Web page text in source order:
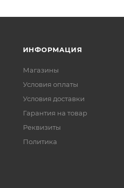
ИНФОРМАЦИЯ
Магазины
Условия оплаты
Условия доставки
Гарантия на товар
Реквизиты
Политика